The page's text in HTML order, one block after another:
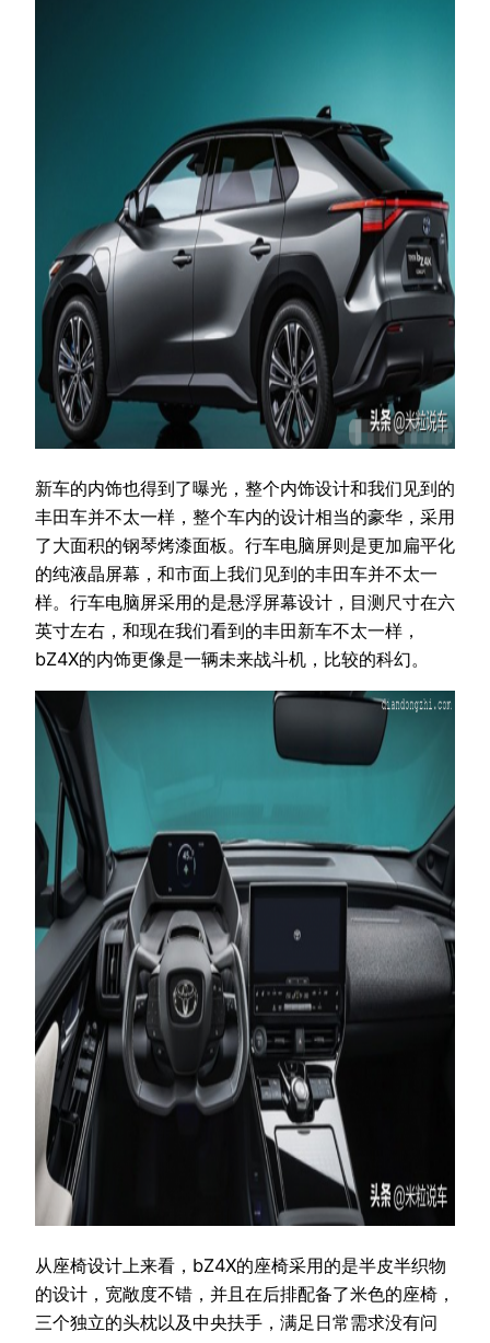
新车的内饰也得到了曝光，整个内饰设计和我们见到的
丰田车并不太一样，整个车内的设计相当的豪华，采用
了大面积的钢琴烤漆面板。行车电脑屏则是更加扁平化
的纯液晶屏幕，和市面上我们见到的丰田车并不太一
样。行车电脑屏采用的是悬浮屏幕设计，目测尺寸在六
英寸左右，和现在我们看到的丰田新车不太一样，
bZ4X的内饰更像是一辆未来战斗机，比较的科幻。
从座椅设计上来看，bZ4X的座椅采用的是半皮半织物
的设计，宽敞度不错，并且在后排配备了米色的座椅，
三个独立的头枕以及中央扶手，满足日常需求没有问